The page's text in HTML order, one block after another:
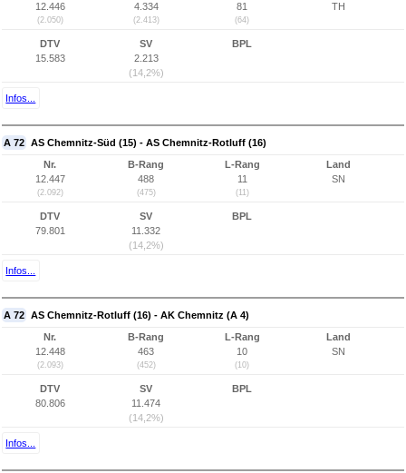
12.446
(2.050)
4.334
(2.413)
81
(64)
TH
DTV
15.583
SV
2.213
(14,2%)
BPL
Infos...
A 72 AS Chemnitz-Süd (15) - AS Chemnitz-Rotluff (16)
Nr.
12.447
(2.092)
B-Rang
488
(475)
L-Rang
11
(11)
Land
SN
DTV
79.801
SV
11.332
(14,2%)
BPL
Infos...
A 72 AS Chemnitz-Rotluff (16) - AK Chemnitz (A 4)
Nr.
12.448
(2.093)
B-Rang
463
(452)
L-Rang
10
(10)
Land
SN
DTV
80.806
SV
11.474
(14,2%)
BPL
Infos...